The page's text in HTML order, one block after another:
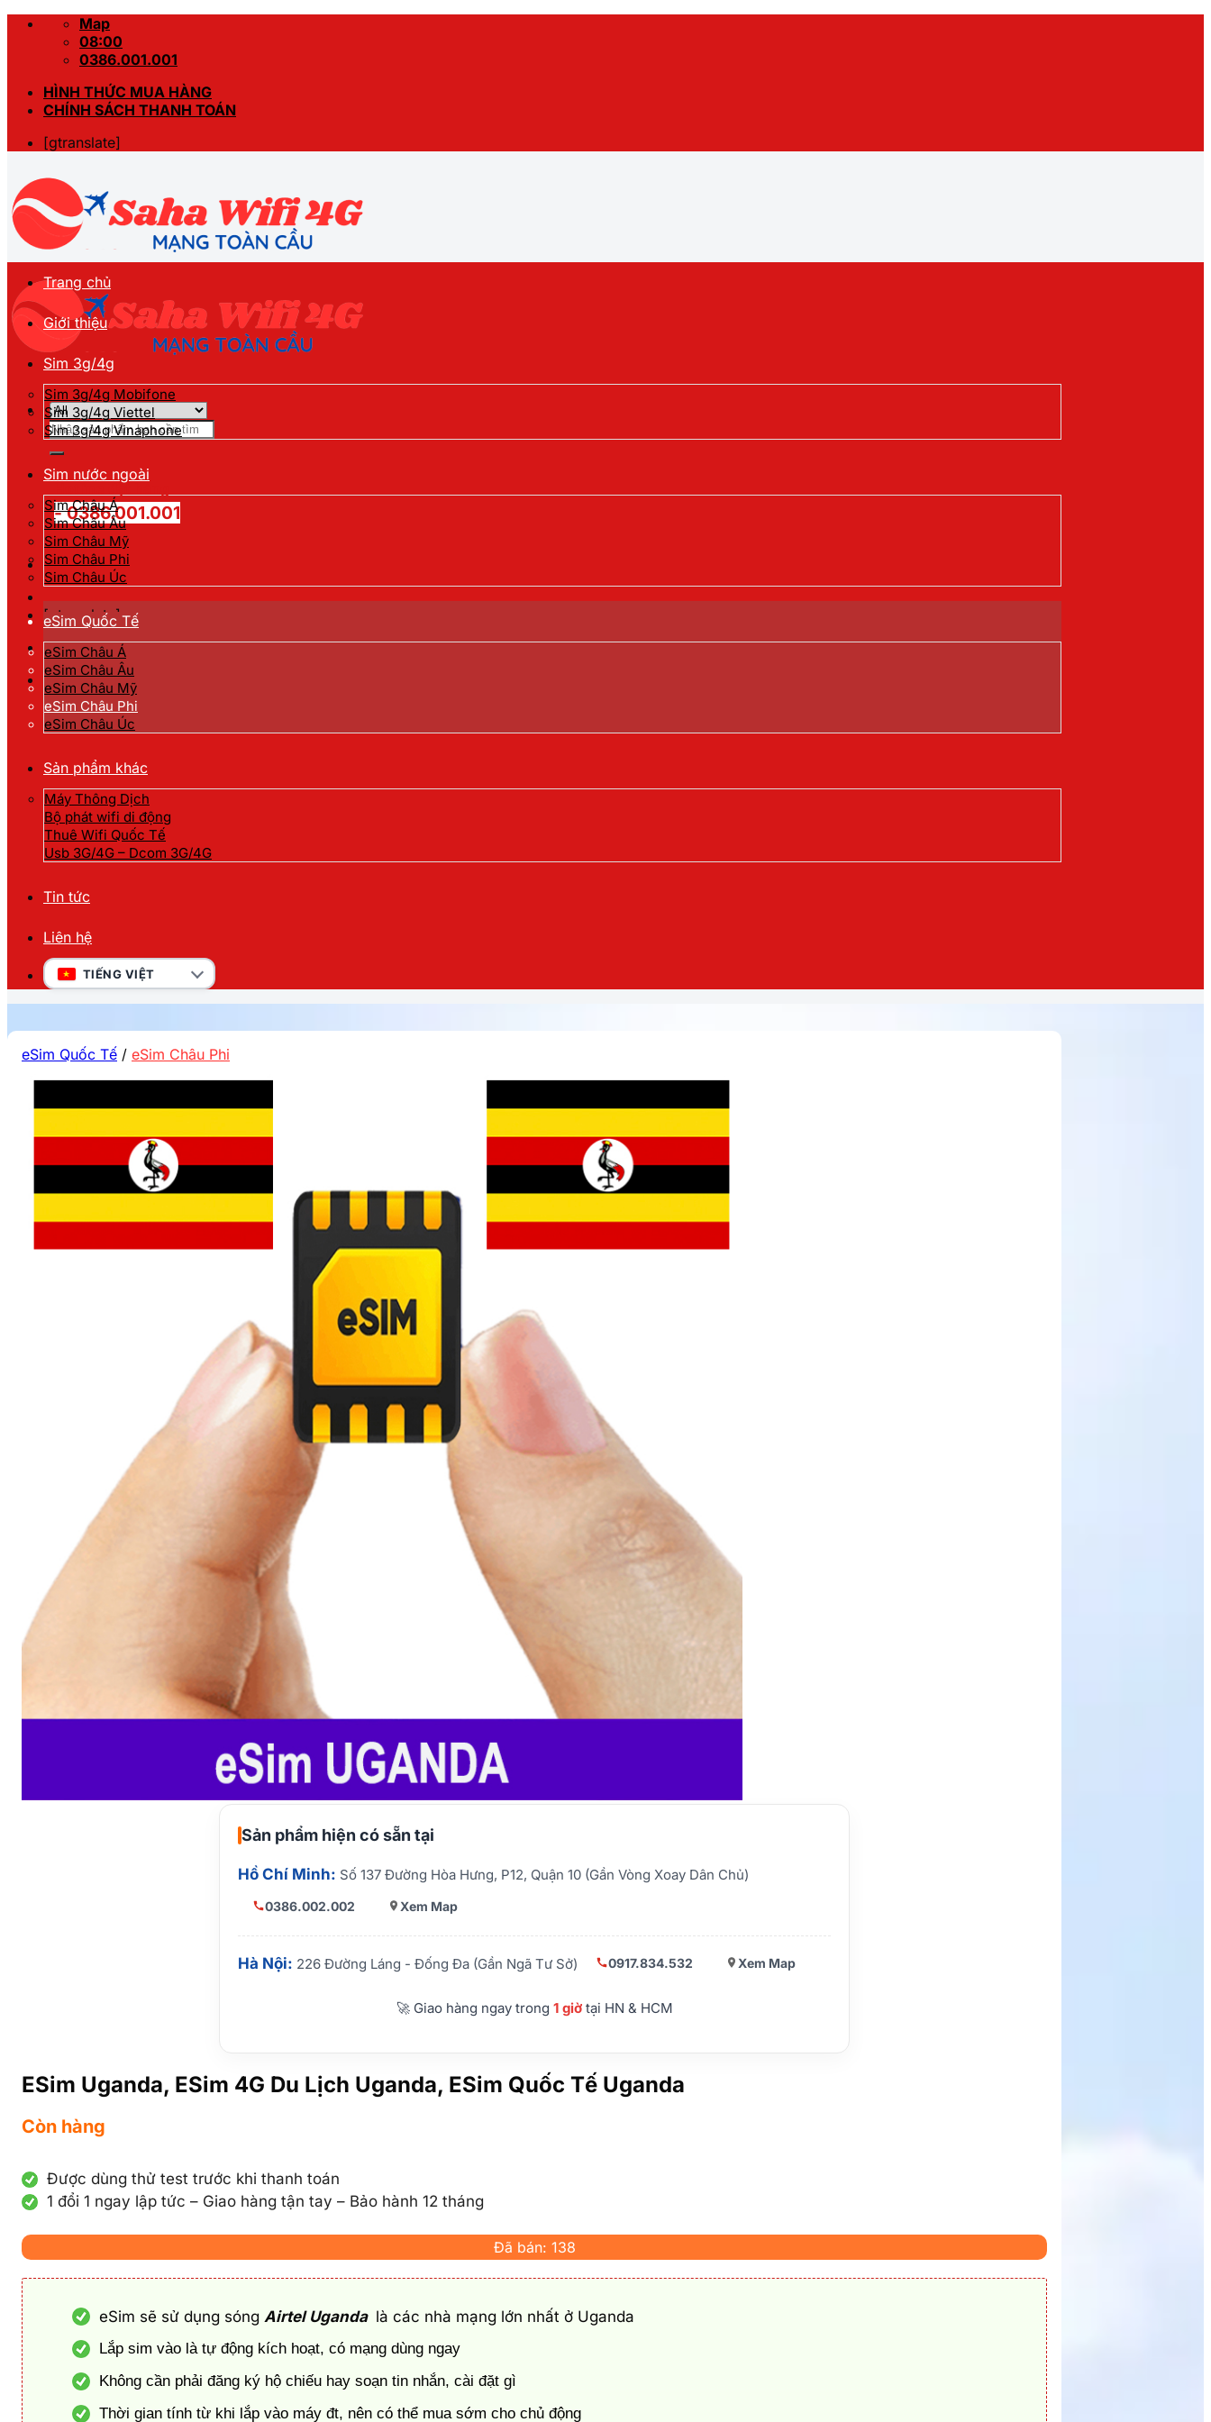
Skip
Map
08:00
0386.001.001
HÌNH THỨC MUA HÀNG
CHÍNH SÁCH THANH TOÁN
[gtranslate]
Tìm
kiếm:
Hotline đặt hàng
- 0386.001.001
[gtranslate]
Trang chủ
Giới thiệu
Sim 3g/4g
Sim 3g/4g Mobifone
Sim 3g/4g Viettel
Sim 3g/4g Vinaphone
Sim nước ngoài
Sim Châu Á
Sim Châu Âu
Sim Châu Mỹ
Sim Châu Phi
Sim Châu Úc
eSim Quốc Tế
eSim Châu Á
eSim Châu Âu
eSim Châu Mỹ
eSim Châu Phi
eSim Châu Úc
Sản phẩm khác
Máy Thông Dịch
Bộ phát wifi di động
Thuê Wifi Quốc Tế
Usb 3G/4G – Dcom 3G/4G
Tin tức
Liên hệ
TIẾNG VIỆT
eSim Quốc Tế / eSim Châu Phi
Sản phẩm hiện có sẵn tại
Hồ Chí Minh: Số 137 Đường Hòa Hưng, P12, Quận 10 (Gần Vòng Xoay Dân Chủ)
0386.002.002 Xem Map
Hà Nội: 226 Đường Láng - Đống Đa (Gần Ngã Tư Sở) 0917.834.532 Xem Map
🚀 Giao hàng ngay trong 1 giờtại HN & HCM
ESim Uganda, ESim 4G Du Lịch Uganda, ESim Quốc Tế Uganda
Còn hàng
Được dùng thử test trước khi thanh toán
1 đổi 1 ngay lập tức – Giao hàng tận tay – Bảo hành 12 tháng
Đã bán: 138
eSim sẽ sử dụng sóng Airtel Uganda là các nhà mạng lớn nhất ở Uganda
Lắp sim vào là tự động kích hoạt, có mạng dùng ngay
Không cần phải đăng ký hộ chiếu hay soạn tin nhắn, cài đặt gì
Thời gian tính từ khi lắp vào máy đt, nên có thể mua sớm cho chủ động